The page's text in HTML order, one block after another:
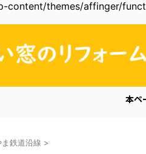
content/themes/affinger/
本ペ
鉄道沿線 >